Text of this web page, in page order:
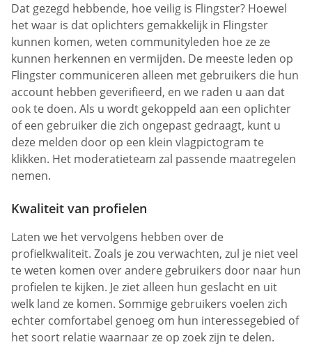
Dat gezegd hebbende, hoe veilig is Flingster? Hoewel
het waar is dat oplichters gemakkelijk in Flingster
kunnen komen, weten communityleden hoe ze ze
kunnen herkennen en vermijden. De meeste leden op
Flingster communiceren alleen met gebruikers die hun
account hebben geverifieerd, en we raden u aan dat
ook te doen. Als u wordt gekoppeld aan een oplichter
of een gebruiker die zich ongepast gedraagt, kunt u
deze melden door op een klein vlagpictogram te
klikken. Het moderatieteam zal passende maatregelen
nemen.
Kwaliteit van profielen
Laten we het vervolgens hebben over de
profielkwaliteit. Zoals je zou verwachten, zul je niet veel
te weten komen over andere gebruikers door naar hun
profielen te kijken. Je ziet alleen hun geslacht en uit
welk land ze komen. Sommige gebruikers voelen zich
echter comfortabel genoeg om hun interessegebied of
het soort relatie waarnaar ze op zoek zijn te delen.